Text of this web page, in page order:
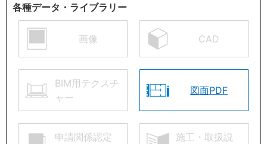
各種データ・ライブラリー
画像 CAD
BIM用テクスチ
ャー
図面PDF
申請関係認定
施工・取扱説